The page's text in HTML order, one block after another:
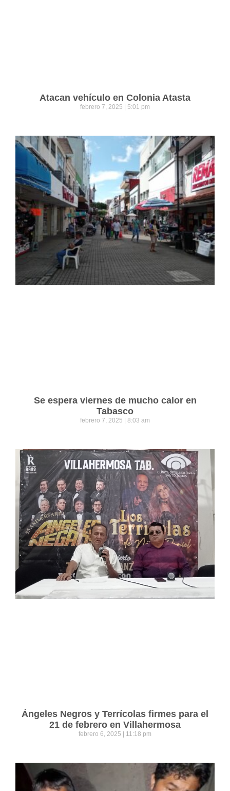
Atacan vehículo en Colonia Atasta
febrero 7, 2025 5:01 pm
Se espera viernes de mucho calor en
Tabasco
febrero 7, 2025 8:03 am
Ángeles Negros y Terrícolas firmes para el
21 de febrero en Villahermosa
febrero 6, 2025 11:18 pm